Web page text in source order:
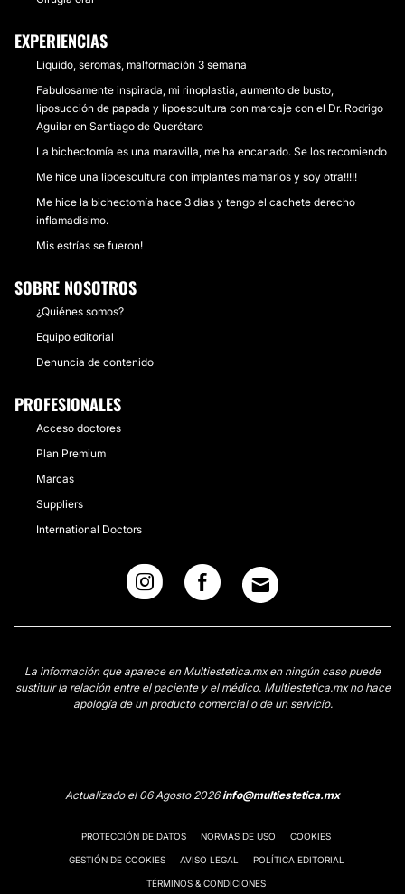
EXPERIENCIAS
Liquido, seromas, malformación 3 semana
Fabulosamente inspirada, mi rinoplastia, aumento de busto,
liposucción de papada y lipoescultura con marcaje con el Dr. Rodrigo
Aguilar en Santiago de Querétaro
La bichectomía es una maravilla, me ha encanado. Se los recomiendo
Me hice una lipoescultura con implantes mamarios y soy otra!!!!!
Me hice la bichectomía hace 3 días y tengo el cachete derecho
inflamadisimo.
Mis estrías se fueron!
SOBRE NOSOTROS
¿Quiénes somos?
Equipo editorial
Denuncia de contenido
PROFESIONALES
Acceso doctores
Plan Premium
Marcas
Suppliers
International Doctors
La información que aparece en Multiestetica.mx en ningún caso puede
sustituir la relación entre el paciente y el médico. Multiestetica.mx no hace
apología de un producto comercial o de un servicio.
Actualizado el 06 Agosto 2026info@multiestetica.mx
PROTECCIÓN DE DATOS NORMAS DE USO COOKIES
GESTIÓN DE COOKIES AVISO LEGAL POLÍTICA EDITORIAL
TÉRMINOS & CONDICIONES